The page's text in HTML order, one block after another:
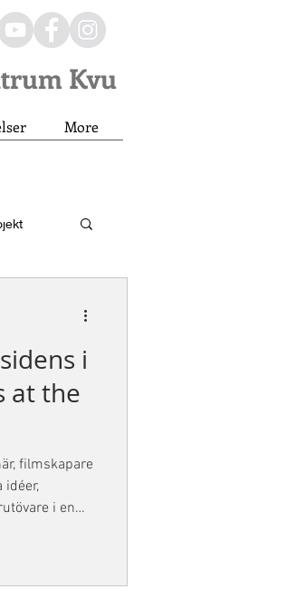
Kvu
More
i
at the
filmskapare
idéer,
i en